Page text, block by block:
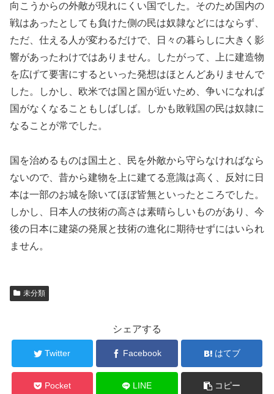
向こうからの外敵が現れにくい国でした。そのため国内の
戦はあったとしても負けた側の民は奴隷などにはならず、
ただ、仕える人が変わるだけで、日々の暮らしに大きく影
響があったわけではありません。したがって、上に建造物
を広げて要害にするといった発想はほとんどありませんで
した。しかし、欧米では国と国が近いため、争いになれば
国がなくなることもしばしば。しかも敗戦国の民は奴隷に
なることが常でした。
国を治めるものは国土と、民を外敵から守らなければなら
ないので、昔から建物を上に建てる意識は高く、反対に日
本は一部のお城を除いてほぼ皆無といったところでした。
しかし、日本人の技術の高さは素晴らしいものがあり、今
後の日本に建築の発展と技術の進化に期待せずにはいられ
ません。
未分類
シェアする
Twitter Facebook はてブ
Pocket LINE コピー